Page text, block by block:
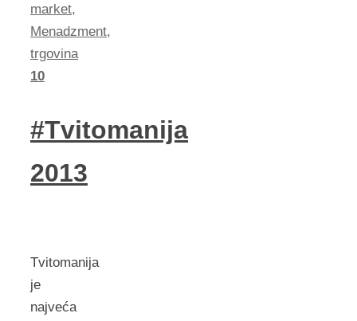
market,
Menadzment,
trgovina
10
#Tvitomanija
2013
Tvitomanija
je
najveća